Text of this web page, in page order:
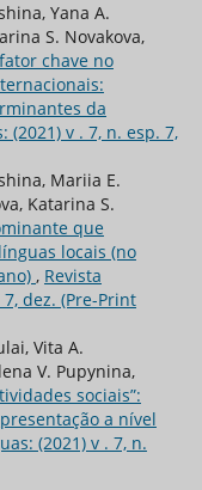
Yana A.
S. Novakova,
chave no
da
(2021) v . 7, n. esp. 7,
Mariia E.
Katarina S.
que
locais (no
, Revista
dez. (Pre-Print
Vita A.
V. Pupynina,
sociais”:
a nível
(2021) v . 7, n.